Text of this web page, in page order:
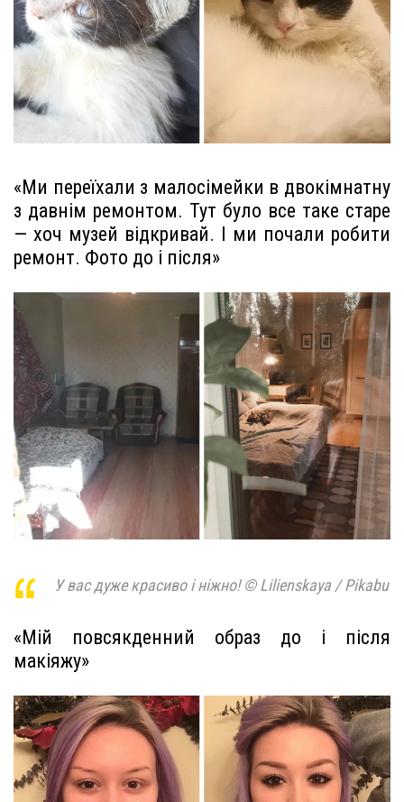
«Ми переїхали з малосімейки в двокімнатну
з давнім ремонтом. Тут було все таке старе
— хоч музей відкривай. І ми почали робити
ремонт. Фото до і після»
У вас дуже красиво і ніжно! © Lilienskaya / Pikabu
«Мій повсякденний образ до і після
макіяжу»